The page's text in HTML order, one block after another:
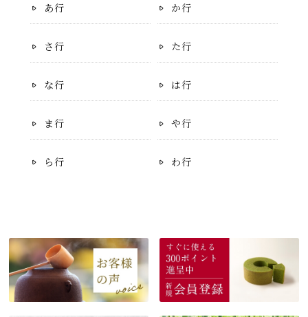
あ行 か行
さ行 た行
な行 は行
ま行 や行
ら行 わ行